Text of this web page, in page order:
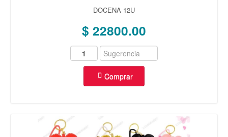
DOCENA 12U
$ 22800.00
Comprar